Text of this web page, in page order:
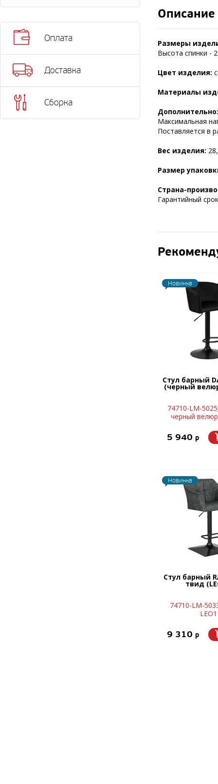
Оплата
Доставка
Сборка
Описание
Размеры
Высота спинки -
Цвет изделия:
Материалы
Дополнительно:
Максимальная
Поставляется в
Вес изделия:
Размер
Страна-
Гарантийный
Новинка
Стул барный
(черный
74710-LM-
черный
5 940 p
Новинка
Стул барный
твид
74710-LM-
9 310 p